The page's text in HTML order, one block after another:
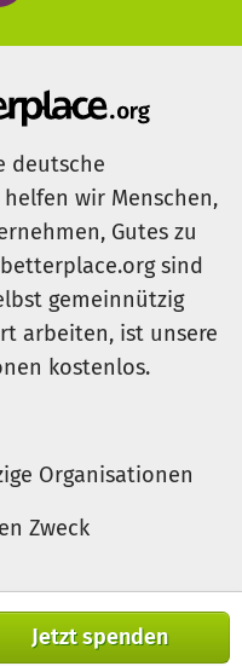
Jetzt spenden
deutsche
wir Menschen,
Gutes zu
sind
gemeinnützig
arbeiten, ist unsere
kostenlos.
Organisationen
Zweck